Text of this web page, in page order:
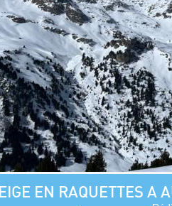
EN RAQUETTES A